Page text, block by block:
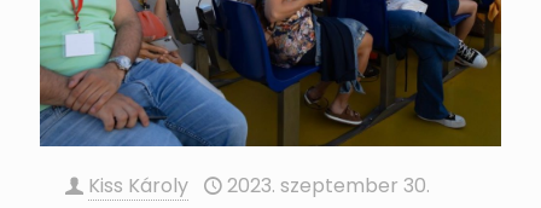
Kiss Károly 2023. szeptember 30.